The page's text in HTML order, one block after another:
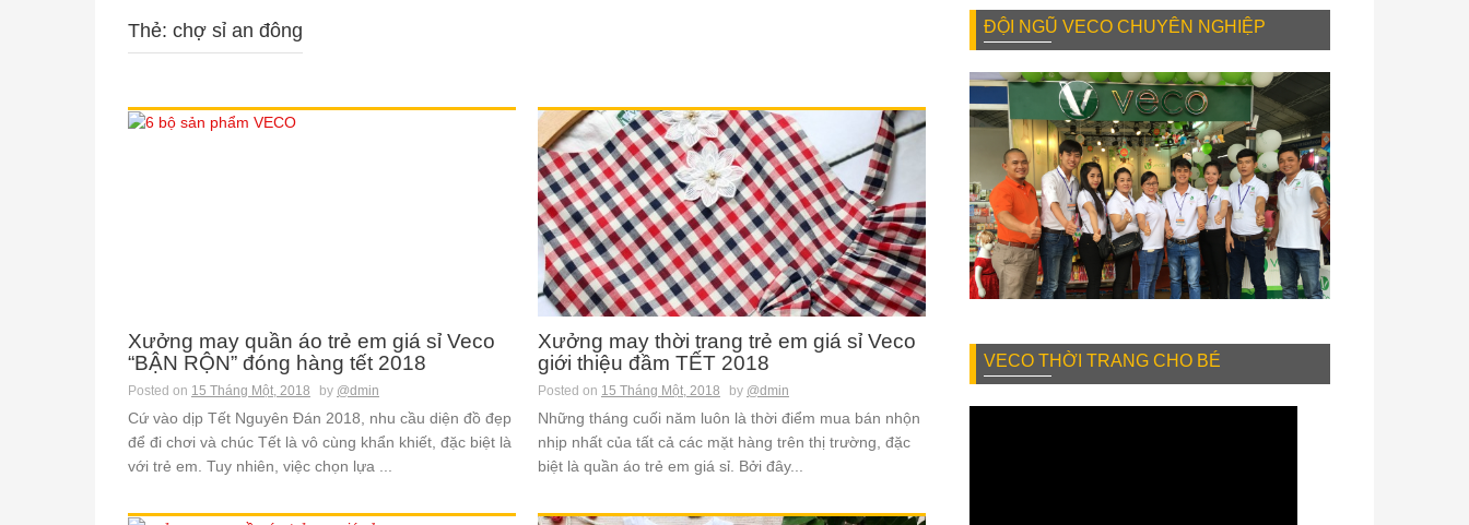
Thẻ: chợ sỉ an đông
Xưởng may quần áo trẻ em giá sỉ Veco
“BẬN RỘN” đóng hàng tết 2018
Posted on 15 Tháng Một, 2018 by @dmin
Cứ vào dịp Tết Nguyên Đán 2018, nhu cầu diện đồ đẹp
để đi chơi và chúc Tết là vô cùng khẩn khiết, đặc biệt là
với trẻ em. Tuy nhiên, việc chọn lựa ...
Xưởng may thời trang trẻ em giá sỉ Veco
giới thiệu đầm TẾT 2018
Posted on 15 Tháng Một, 2018 by @dmin
Những tháng cuối năm luôn là thời điểm mua bán nhộn
nhịp nhất của tất cả các mặt hàng trên thị trường, đặc
biệt là quần áo trẻ em giá sỉ. Bởi đây...
ĐỘI NGŨ VECO CHUYÊN NGHIỆP
VECO THỜI TRANG CHO BÉ